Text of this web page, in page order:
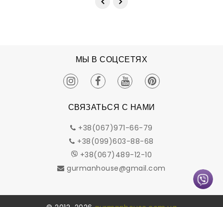
МЫ В СОЦСЕТЯХ
СВЯЗАТЬСЯ С НАМИ
+38(067)971-66-79
+38(099)603-88-68
+38(067)489-12-10
gurmanhouse@gmail.com